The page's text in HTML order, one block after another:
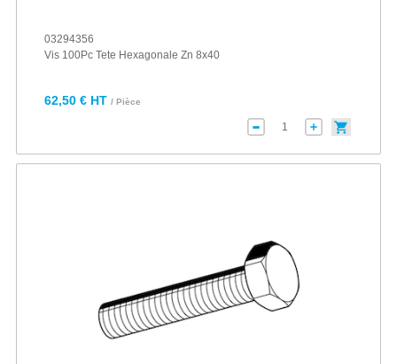
03294356
Vis 100Pc Tete Hexagonale Zn 8x40
62,50 € HT / Pièce